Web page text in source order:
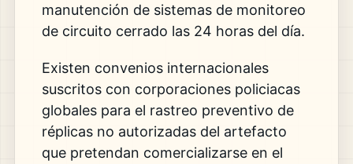
manutención de sistemas de monitoreo
de circuito cerrado las 24 horas del día.
Existen convenios internacionales
suscritos con corporaciones policiacas
globales para el rastreo preventivo de
réplicas no autorizadas del artefacto
que pretendan comercializarse en el